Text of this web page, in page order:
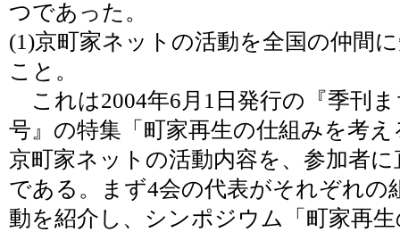
つであった。
(1)京町家ネットの活動を全国の仲間
こと。
これは2004年6月1日発行の『季刊
号』の特集「町家再生の仕組みを考
京町家ネットの活動内容を、参加者
である。まず4会の代表がそれぞれの
動を紹介し、シンポジウム「町家再